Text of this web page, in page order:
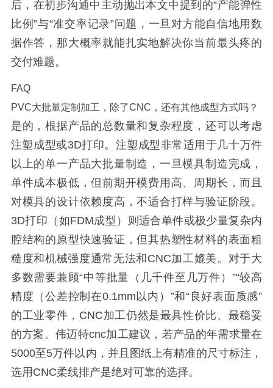
后，在初步沟通中主动抛出本文中提到的“产能弹性
比例”与“准交率记录”问题，一旦对方能自信地用数
据作答，那大概率就能扎实地解决你当前最头疼的
交付难题。
FAQ
PVC大批量定制加工，除了CNC，还有其他成型方式吗？
是的，根据产品的总数量和复杂程度，还可以考虑
注塑成型或3D打印。注塑成型非常适用于几十万件
以上的单一产品大批量制造，一旦模具制造完成，
单件成本极低，但前期开模费用高、周期长，而且
对模具的设计依赖度高，不适合打样与验证阶段。
3D打印（如FDM成型）则适合单件或极少量复杂内
腔结构的原型快速验证，但其热塑性材料的表面粗
糙度和机械强度通常无法和CNC加工媲美。对于大
多数需要兼顾“中等批量（几千件至几万件）”“较高
精度（公差控制在0.1mm以内）”和“良好表面质感”
的工业零件，CNC加工仍然是最具性价比、最稳妥
的方案。伟迈特cnc加工建议，若产品的年需求量在
5000至5万件以内，并且图纸上有精准的尺寸标注，
选用CNC柔线排产是绝对可靠的选择。